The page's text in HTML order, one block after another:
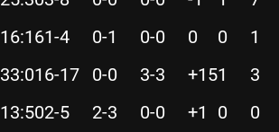
16:161-4 0-1 0-0 0 0
1
33:016-17 0-0 3-3 +151
3
13:502-5 2-3 0-0 +1 0 0